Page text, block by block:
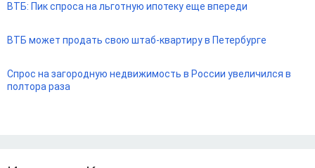
ВТБ: Пик спроса на льготную ипотеку еще впереди
ВТБ может продать свою штаб-квартиру в Петербурге
Спрос на загородную недвижимость в России увеличился в
полтора раза